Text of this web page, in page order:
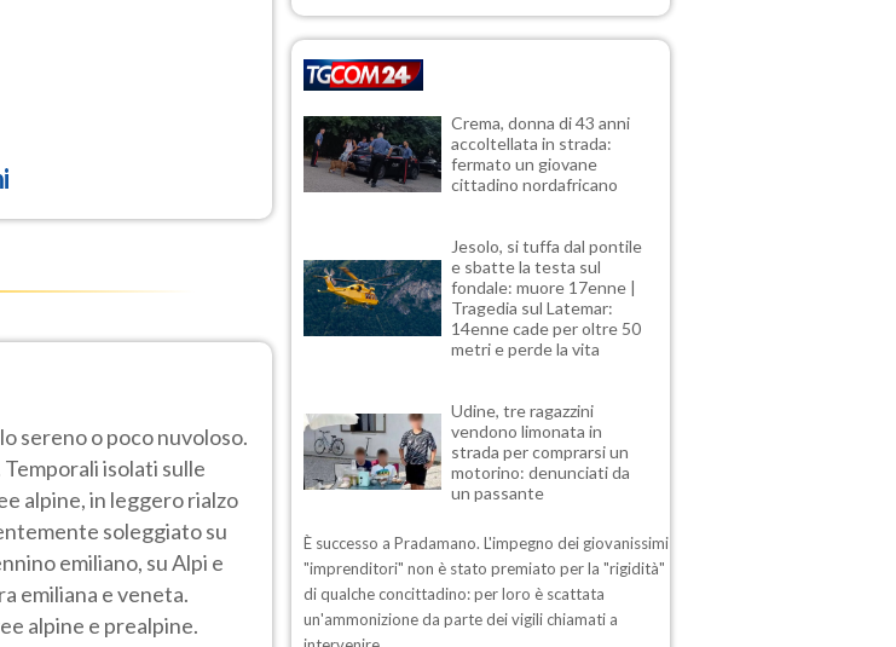
sereno o poco nuvoloso.
isolati sulle
alpine, in leggero rialzo
soleggiato su
emiliano, su Alpi e
emiliana e veneta.
alpine e prealpine.
Crema, donna di 43 anni
accoltellata in strada:
fermato un giovane
cittadino nordafricano
Jesolo, si tuffa dal pontile
e sbatte la testa sul
fondale: muore 17enne |
Tragedia sul Latemar:
14enne cade per oltre 50
metri e perde la vita
Udine, tre ragazzini
vendono limonata in
strada per comprarsi un
motorino: denunciati da
un passante
È successo a Pradamano. L'impegno dei giovanissimi
"imprenditori" non è stato premiato per la "rigidità"
di qualche concittadino: per loro è scattata
un'ammonizione da parte dei vigili chiamati a